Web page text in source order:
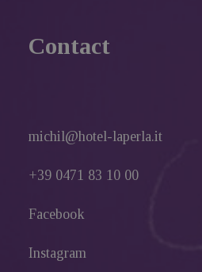
Contact
michil@hotel-laperla.it
+39 0471 83 10 00
Facebook
Instagram